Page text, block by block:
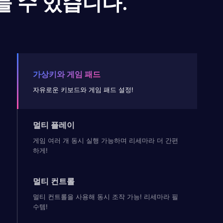
가상키와 게임 패드
자유로운 키보드와 게임 패드 설정!
멀티 플레이
게임 여러 개 동시 실행 가능하며 리세마라 더 간편
하게!
멀티 컨트롤
멀티 컨트롤을 사용해 동시 조작 가능! 리세마라 필
수템!